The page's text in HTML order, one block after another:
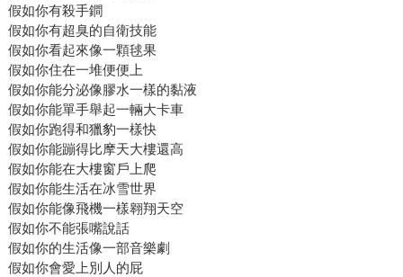
假如你有殺手鐧
假如你有超臭的自衛技能
假如你看起來像一顆毬果
假如你住在一堆便便上
假如你能分泌像膠水一樣的黏液
假如你能單手舉起一輛大卡車
假如你跑得和獵豹一樣快
假如你能蹦得比摩天大樓還高
假如你能在大樓窗戶上爬
假如你能生活在冰雪世界
假如你能像飛機一樣翱翔天空
假如你不能張嘴說話
假如你的生活像一部音樂劇
假如你會愛上別人的屁